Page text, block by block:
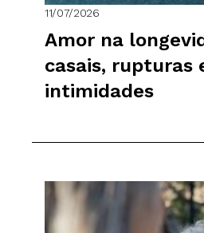
11/07/2026
Amor na
casais, rupturas
intimidades